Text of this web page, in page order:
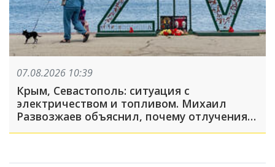
07.08.2026 10:39
Крым, Севастополь: ситуация с
электричеством и топливом. Михаил
Развозжаев объяснил, почему отлучения
света носят массовый характер